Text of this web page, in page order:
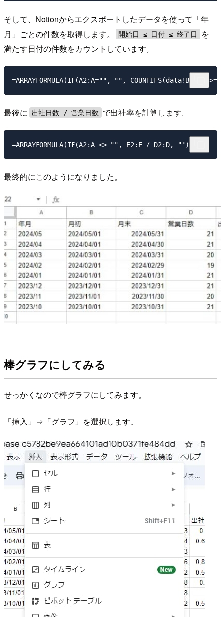
そして、Notionからエクスポートしたデータを使って「年
月」ごとの件数を取得します。
開始日 ≤ 日付 ≤ 終了日
を
満たす日付の件数をカウントしています。
最後に 出社日数 / 営業日数 で出社率を計算します。
最終的にこのようになりました。
棒グラフにしてみる
せっかくなので棒グラフにしてみます。
「挿入」⇒「グラフ」を選択します。